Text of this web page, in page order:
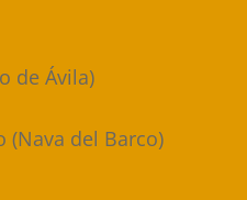
de Ávila)
(Nava del Barco)